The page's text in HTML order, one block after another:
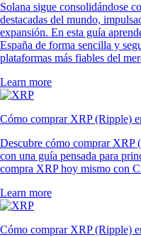
Solana sigue consolidándose
destacadas del mundo,
expansión. En esta guía
España de forma sencilla y
plataformas más fiables del
Learn more
Cómo comprar XRP (Ripple)
Descubre cómo comprar XRP
con una guía pensada para
compra XRP hoy mismo con
Learn more
Cómo comprar XRP (Ripple)